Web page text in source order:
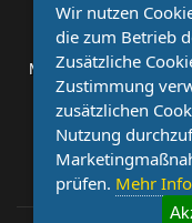
Süper
Lig
Internat.
Fußball
Möchten Sie, dass
sind Sie bei uns
kostenlose
Wir nutzen
die zum Betrieb
Zusätzliche
Zustimmung
zusätzlichen
Nutzung
prüfen. Mehr